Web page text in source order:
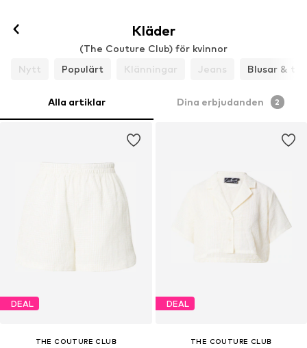
Kläder
(The Couture Club) för kvinnor
Nytt
Populärt Klänningar Jeans Blusar &
Alla artiklar Dina erbjudanden 2
DEAL
THE COUTURE CLUB
DEAL
THE COUTURE CLUB